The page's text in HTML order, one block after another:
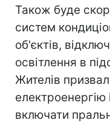
Також буде
систем
об'єктів,
освітлення в
Жителів
електроенергію
включати